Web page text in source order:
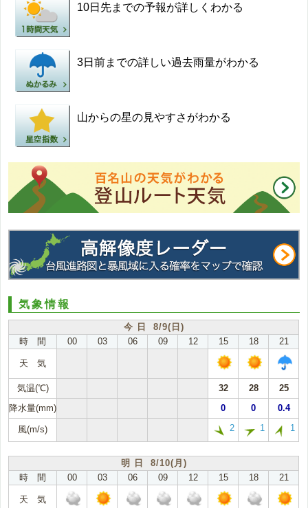
10日先までの予報が詳しくわかる
3日前までの詳しい過去雨量がわかる
山からの星の見やすさがわかる
気象情報
今 日 8/9(日)
時 間
00 03 06 09 12 15 18 21
天 気
気温(℃) 32 28
25
降水量(mm)
0 0 0.4
風(m/s) 2 1 1
明 日 8/10(月)
時 間
00 03 06 09 12 15 18 21
天 気